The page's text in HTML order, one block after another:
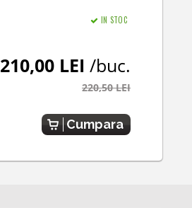
IN STOC
210,00 LEI /buc.
220,50 LEI
Cumpara